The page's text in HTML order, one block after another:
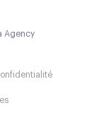
Agency